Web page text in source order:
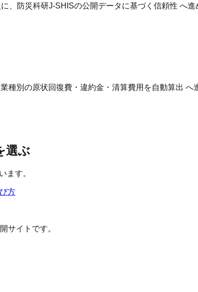
、防災科研J-SHISの公開データに基づく信頼性 へ
種別の原状回復費・違約金・清算費用を自動算出 へ
選ぶ
ます。
方
サイトです。